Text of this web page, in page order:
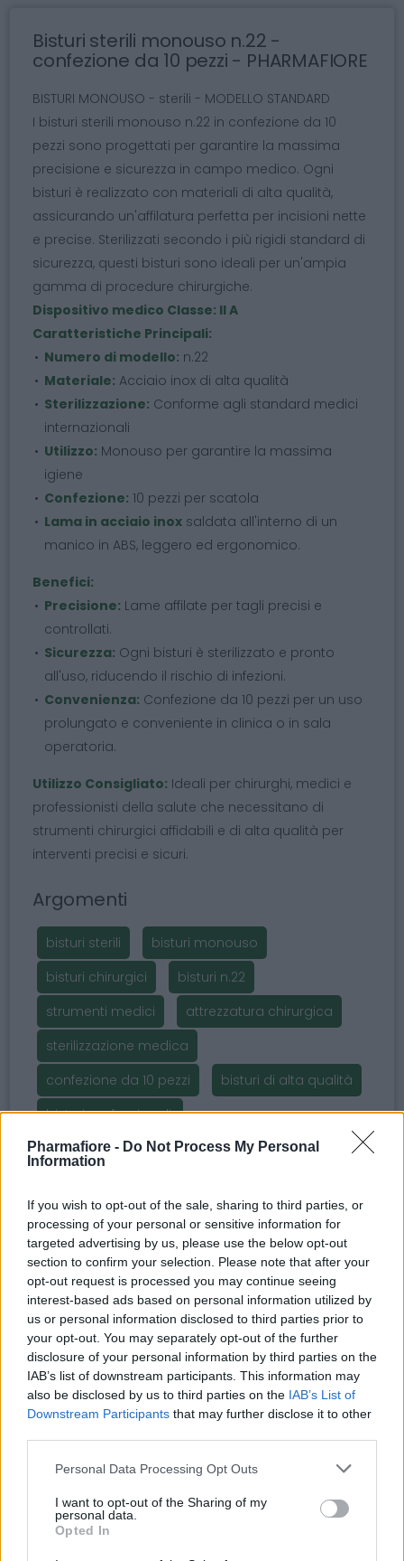
Pharmafiore - Do Not Process My Personal
Information
If you wish to opt-out of the sale, sharing to third parties, or
processing of your personal or sensitive information for
targeted advertising by us, please use the below opt-out
section to confirm your selection. Please note that after your
opt-out request is processed you may continue seeing
interest-based ads based on personal information utilized by
us or personal information disclosed to third parties prior to
your opt-out. You may separately opt-out of the further
disclosure of your personal information by third parties on the
IAB’s list of downstream participants. This information may
also be disclosed by us to third parties on the IAB’s List of
Downstream Participants that may further disclose it to other
Please note that this website/app uses one or more Google
not limited to your visit or usage behaviour. You may click to
grant or deny consent to Google and its third-party tags to
use your data for below specified purposes in below Google
Personal Data Processing Opt Outs
I want to opt-out of the Sharing of my
personal data.
Opted In
Bisturi sterili monouso n.22 -
confezione da 10 pezzi - PHARMAFIORE
BISTURI MONOUSO - sterili - MODELLO STANDARD
I bisturi sterili monouso n.22 in confezione da 10
pezzi sono progettati per garantire la massima
precisione e sicurezza in campo medico. Ogni
bisturi è realizzato con materiali di alta qualità,
assicurando un'affilatura perfetta per incisioni nette
e precise. Sterilizzati secondo i più rigidi standard di
sicurezza, questi bisturi sono ideali per un'ampia
gamma di procedure chirurgiche.
Dispositivo medico Classe: II A
Caratteristiche Principali:
Numero di modello: n.22
Materiale: Acciaio inox di alta qualità
Sterilizzazione: Conforme agli standard medici
internazionali
Utilizzo: Monouso per garantire la massima
igiene
Confezione: 10 pezzi per scatola
Lama in acciaio inox saldata all'interno di un
manico in ABS, leggero ed ergonomico.
Benefici:
Precisione: Lame affilate per tagli precisi e
controllati.
Sicurezza: Ogni bisturi è sterilizzato e pronto
all'uso, riducendo il rischio di infezioni.
Convenienza: Confezione da 10 pezzi per un uso
prolungato e conveniente in clinica o in sala
operatoria.
Utilizzo Consigliato: Ideali per chirurghi, medici e
professionisti della salute che necessitano di
strumenti chirurgici affidabili e di alta qualità per
interventi precisi e sicuri.
Argomenti
bisturi sterili
bisturi monouso
bisturi chirurgici
bisturi n.22
strumenti medici
attrezzatura chirurgica
sterilizzazione medica
confezione da 10 pezzi
bisturi di alta qualità
bisturi professionali.
Potrebbero piacerti anche